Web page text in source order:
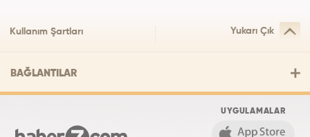
Kullanım Şartları Yukarı Çık
BAĞLANTILAR
UYGULAMALAR